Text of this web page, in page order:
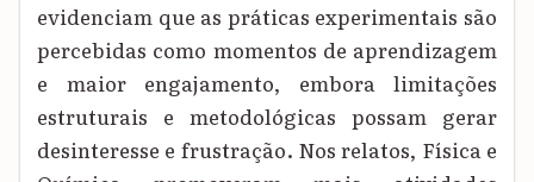
evidenciam que as práticas experimentais são
percebidas como momentos de aprendizagem
e maior engajamento, embora limitações
estruturais e metodológicas possam gerar
desinteresse e frustração. Nos relatos, Física e